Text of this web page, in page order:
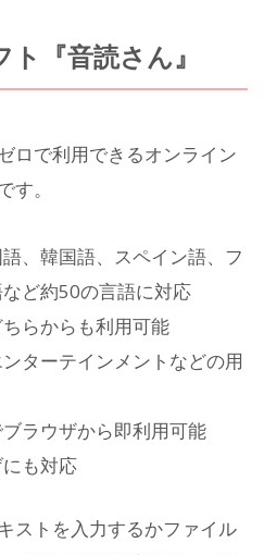
『音読さん』
ロで利用できるオンライン
す。
、韓国語、スペイン語、フ
ど約50の言語に対応
らからも利用可能
ターテインメントなどの用
ラウザから即利用可能
も対応
ストを入力するかファイル